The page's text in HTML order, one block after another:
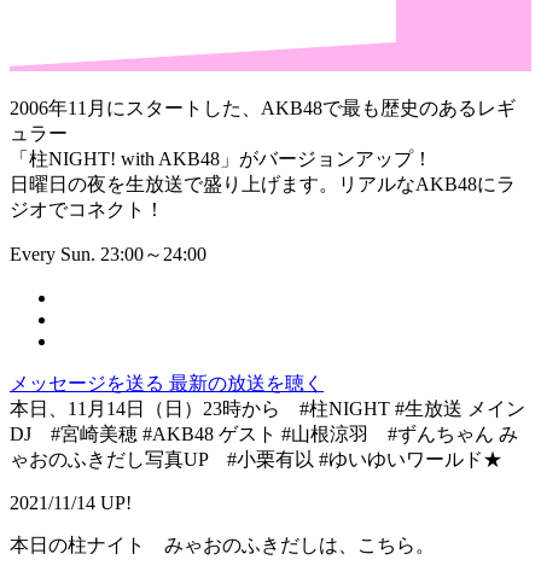
2006年11月にスタートした、AKB48で最も歴史のあるレギ
ュラー
「柱NIGHT! with AKB48」がバージョンアップ！
日曜日の夜を生放送で盛り上げます。リアルなAKB48にラ
ジオでコネクト！
Every Sun. 23:00～24:00
メッセージを送る 最新の放送を聴く
本日、11月14日（日）23時から #柱NIGHT #生放送 メイン
DJ #宮崎美穂 #AKB48 ゲスト #山根涼羽 #ずんちゃん み
ゃおのふきだし写真UP #小栗有以 #ゆいゆいワールド★
2021/11/14 UP!
本日の柱ナイト みゃおのふきだしは、こちら。